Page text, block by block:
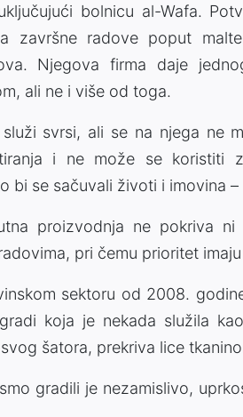
bolnicu al-Wafa.
završne radove poput
Njegova firma daje
ali ne i više od toga.
svrsi, ali se na njega ne
i ne može se koristiti
bi se sačuvali životi i imovina
proizvodnja ne pokriva
pri čemu prioritet
sektoru od 2008.
koja je nekada služila
šatora, prekriva lice
gradili je nezamislivo,